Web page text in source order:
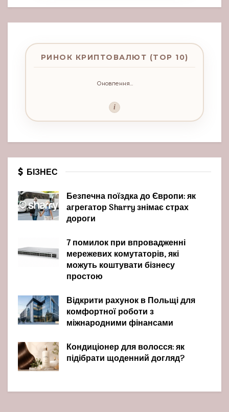
РИНОК КРИПТОВАЛЮТ (TOP 10)
Оновлення...
i
БІЗНЕС
Безпечна поїздка до Європи: як
агрегатор Sharry знімає страх
дороги
7 помилок при впровадженні
мережевих комутаторів, які
можуть коштувати бізнесу
простою
Відкрити рахунок в Польщі для
комфортної роботи з
міжнародними фінансами
Кондиціонер для волосся: як
підібрати щоденний догляд?